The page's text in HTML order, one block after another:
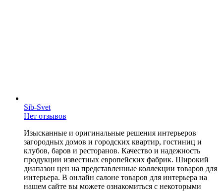
Sib-Svet
Нет отзывов
Изысканные и оригинальные решения интерьеров
загородных домов и городских квартир, гостиниц и
клубов, баров и ресторанов. Качество и надежность
продукции известных европейских фабрик. Широкий
диапазон цен на представленные коллекции товаров для
интерьера. В онлайн салоне товаров для интерьера на
нашем сайте вы можете ознакомиться с некоторыми